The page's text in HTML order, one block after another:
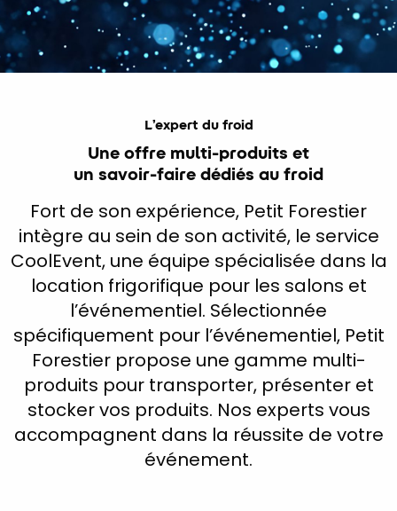
L’expert du froid
Une offre multi-produits et
un savoir-faire dédiés au froid
Fort de son expérience, Petit Forestier
intègre au sein de son activité, le service
CoolEvent, une équipe spécialisée dans la
location frigorifique pour les salons et
l’événementiel. Sélectionnée
spécifiquement pour l’événementiel, Petit
Forestier propose une gamme multi-
produits pour transporter, présenter et
stocker vos produits. Nos experts vous
accompagnent dans la réussite de votre
événement.